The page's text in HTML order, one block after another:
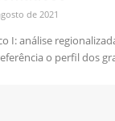
de 2021
I: análise
o perfil dos